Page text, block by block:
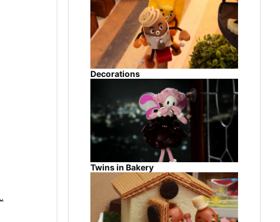
Decorations
Twins in Bakery